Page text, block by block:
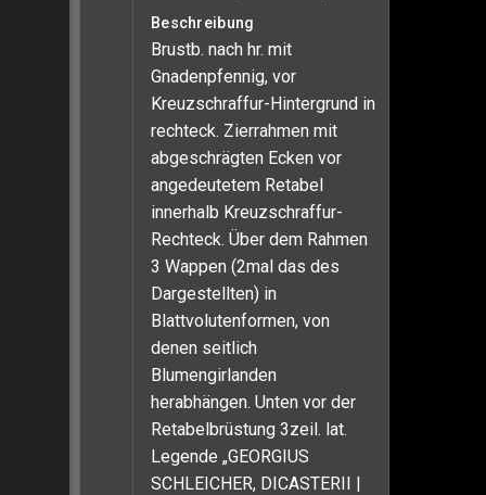
Beschreibung
Brustb. nach hr. mit
Gnadenpfennig, vor
Kreuzschraffur-Hintergrund in
rechteck. Zierrahmen mit
abgeschrägten Ecken vor
angedeutetem Retabel
innerhalb Kreuzschraffur-
Rechteck. Über dem Rahmen
3 Wappen (2mal das des
Dargestellten) in
Blattvolutenformen, von
denen seitlich
Blumengirlanden
herabhängen. Unten vor der
Retabelbrüstung 3zeil. lat.
Legende „GEORGIUS
SCHLEICHER, DICASTERII |